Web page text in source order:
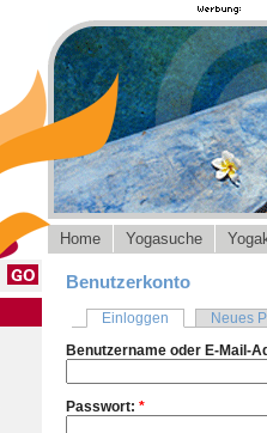
Home Yogasuche
Benutzerkonto
Einloggen
Neues
Benutzername oder E-Mail-
Passwort: *